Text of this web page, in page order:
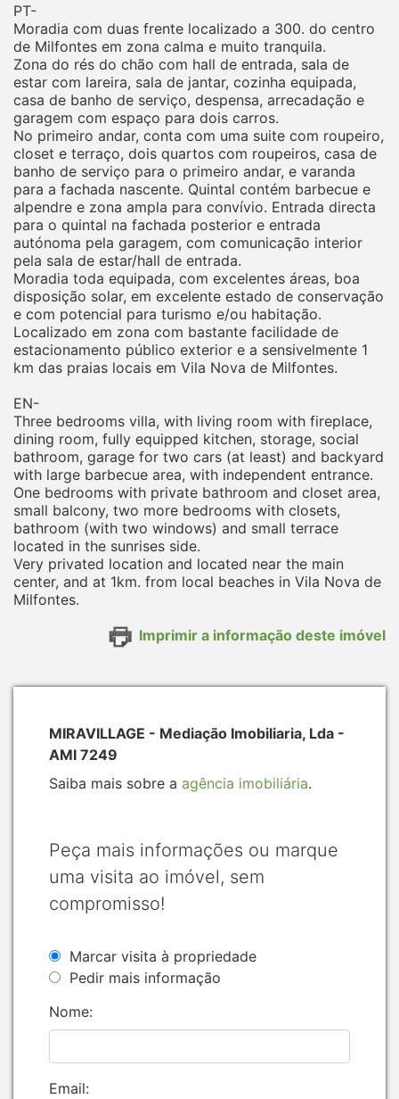
PT-
Moradia com duas frente localizado a 300. do centro
de Milfontes em zona calma e muito tranquila.
Zona do rés do chão com hall de entrada, sala de
estar com lareira, sala de jantar, cozinha equipada,
casa de banho de serviço, despensa, arrecadação e
garagem com espaço para dois carros.
No primeiro andar, conta com uma suite com roupeiro,
closet e terraço, dois quartos com roupeiros, casa de
banho de serviço para o primeiro andar, e varanda
para a fachada nascente. Quintal contém barbecue e
alpendre e zona ampla para convívio. Entrada directa
para o quintal na fachada posterior e entrada
autónoma pela garagem, com comunicação interior
pela sala de estar/hall de entrada.
Moradia toda equipada, com excelentes áreas, boa
disposição solar, em excelente estado de conservação
e com potencial para turismo e/ou habitação.
Localizado em zona com bastante facilidade de
estacionamento público exterior e a sensivelmente 1
km das praias locais em Vila Nova de Milfontes.
EN-
Three bedrooms villa, with living room with fireplace,
dining room, fully equipped kitchen, storage, social
bathroom, garage for two cars (at least) and backyard
with large barbecue area, with independent entrance.
One bedrooms with private bathroom and closet area,
small balcony, two more bedrooms with closets,
bathroom (with two windows) and small terrace
located in the sunrises side.
Very privated location and located near the main
center, and at 1km. from local beaches in Vila Nova de
Milfontes.
Imprimir a informação deste imóvel
MIRAVILLAGE - Mediação Imobiliaria, Lda -
AMI 7249
Saiba mais sobre a agência imobiliária.
Peça mais informações ou marque
uma visita ao imóvel, sem
compromisso!
Marcar visita à propriedade
Pedir mais informação
Nome:
Email: